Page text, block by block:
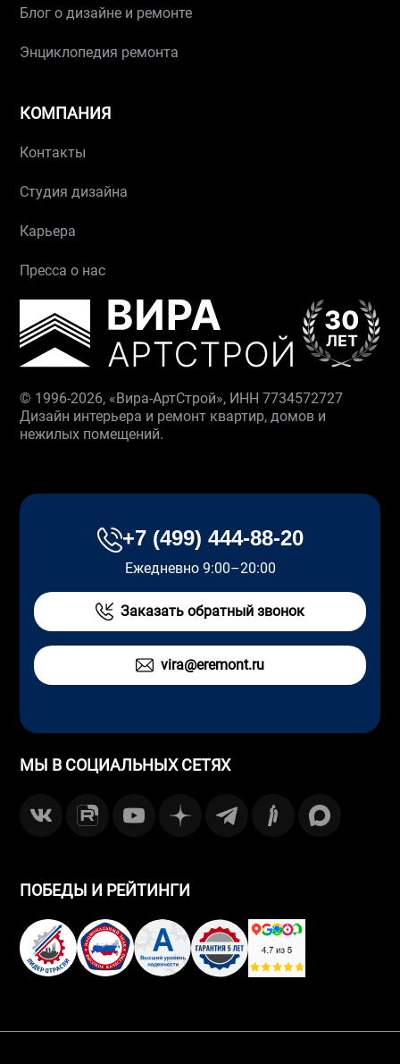
Блог о дизайне и ремонте
Энциклопедия ремонта
КОМПАНИЯ
Контакты
Студия дизайна
Карьера
Пресса о нас
© 1996-2026, «Вира-АртСтрой», ИНН 7734572727
Дизайн интерьера и ремонт квартир, домов и
нежилых помещений.
+7 (499) 444-88-20
Ежедневно 9:00–20:00
Заказать обратный звонок
vira@eremont.ru
МЫ В СОЦИАЛЬНЫХ СЕТЯХ
ПОБЕДЫ И РЕЙТИНГИ